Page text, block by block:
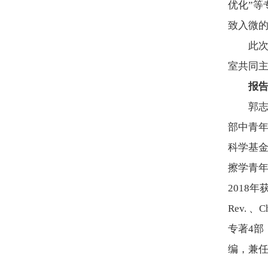
优化”等
致入微
此
室共同
报
郭
部中青
科学基
擦学青
2018年
Rev. 、
专著4部
编，兼